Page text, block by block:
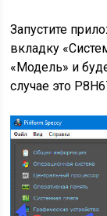
Запустите
вкладку
«Модель» и
случае это